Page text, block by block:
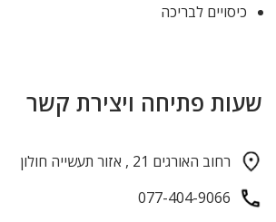
כיסויים לבריכה
שעות פתיחה ויצירת קשר
רחוב האורגים 21 , אזור תעשייה חולון
077-404-9066